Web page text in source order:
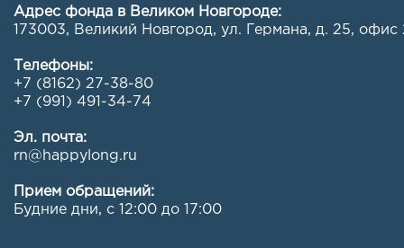
Адрес фонда в Великом Новгороде:
173003, Великий Новгород, ул. Германа, д. 25, офис
Телефоны:
+7 (8162) 27-38-80
+7 (991) 491-34-74
Эл. почта:
rn@happylong.ru
Прием обращений:
Будние дни, с 12:00 до 17:00